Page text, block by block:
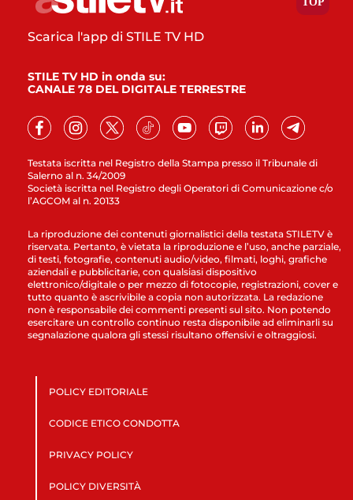
Testata iscritta nel Registro della Stampa presso il Tribunale di
Salerno al n. 34/2009
Società iscritta nel Registro degli Operatori di Comunicazione c/o
l’AGCOM al n. 20133
Scarica l'app di STILE TV HD
STILE TV HD in onda su:
CANALE 78 DEL DIGITALE TERRESTRE
La riproduzione dei contenuti giornalistici della testata STILETV è
riservata. Pertanto, è vietata la riproduzione e l’uso, anche parziale,
di testi, fotografie, contenuti audio/video, filmati, loghi, grafiche
aziendali e pubblicitarie, con qualsiasi dispositivo
elettronico/digitale o per mezzo di fotocopie, registrazioni, cover e
tutto quanto è ascrivibile a copia non autorizzata. La redazione
non è responsabile dei commenti presenti sul sito. Non potendo
esercitare un controllo continuo resta disponibile ad eliminarli su
segnalazione qualora gli stessi risultano offensivi e oltraggiosi.
POLICY EDITORIALE
CODICE ETICO CONDOTTA
PRIVACY POLICY
POLICY DIVERSITÀ